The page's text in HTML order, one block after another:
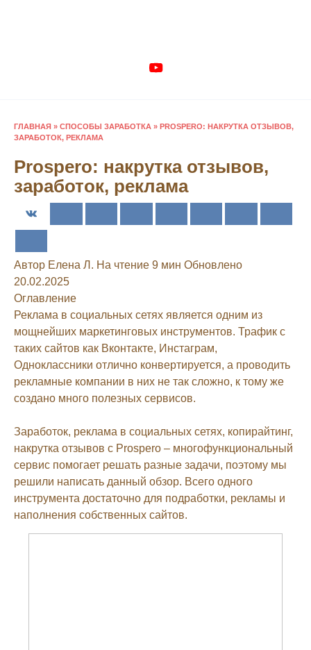
ГЛАВНАЯ » СПОСОБЫ ЗАРАБОТКА » PROSPERO: НАКРУТКА ОТЗЫВОВ,
ЗАРАБОТОК, РЕКЛАМА
Prospero: накрутка отзывов,
заработок, реклама
Автор Елена Л. На чтение 9 мин Обновлено
20.02.2025
Оглавление
Реклама в социальных сетях является одним из
мощнейших маркетинговых инструментов. Трафик с
таких сайтов как Вконтакте, Инстаграм,
Одноклассники отлично конвертируется, а проводить
рекламные компании в них не так сложно, к тому же
создано много полезных сервисов.
Заработок, реклама в социальных сетях, копирайтинг,
накрутка отзывов с Prospero – многофункциональный
сервис помогает решать разные задачи, поэтому мы
решили написать данный обзор. Всего одного
инструмента достаточно для подработки, рекламы и
наполнения собственных сайтов.